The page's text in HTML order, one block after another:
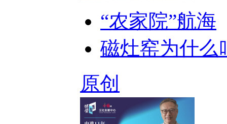
“农家院”航海
磁灶窑为什么
原创